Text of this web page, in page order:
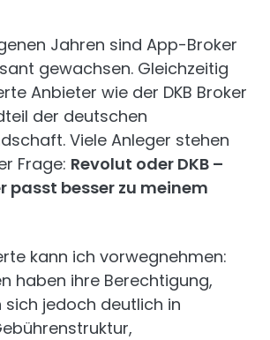
Jahren sind App-Broker
gewachsen. Gleichzeitig
Anbieter wie der DKB Broker
der deutschen
Viele Anleger stehen
Frage: Revolut oder DKB –
passt besser zu meinem
kann ich vorwegnehmen:
haben ihre Berechtigung,
jedoch deutlich in